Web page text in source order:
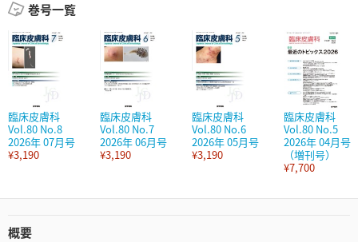
巻号一覧
臨床皮膚科
Vol.80 No.8
2026年 07月号
¥3,190
臨床皮膚科
Vol.80 No.7
2026年 06月号
¥3,190
臨床皮膚科
Vol.80 No.6
2026年 05月号
¥3,190
臨床皮膚科
Vol.80 No.5
2026年 04月号
（増刊号）
¥7,700
概要